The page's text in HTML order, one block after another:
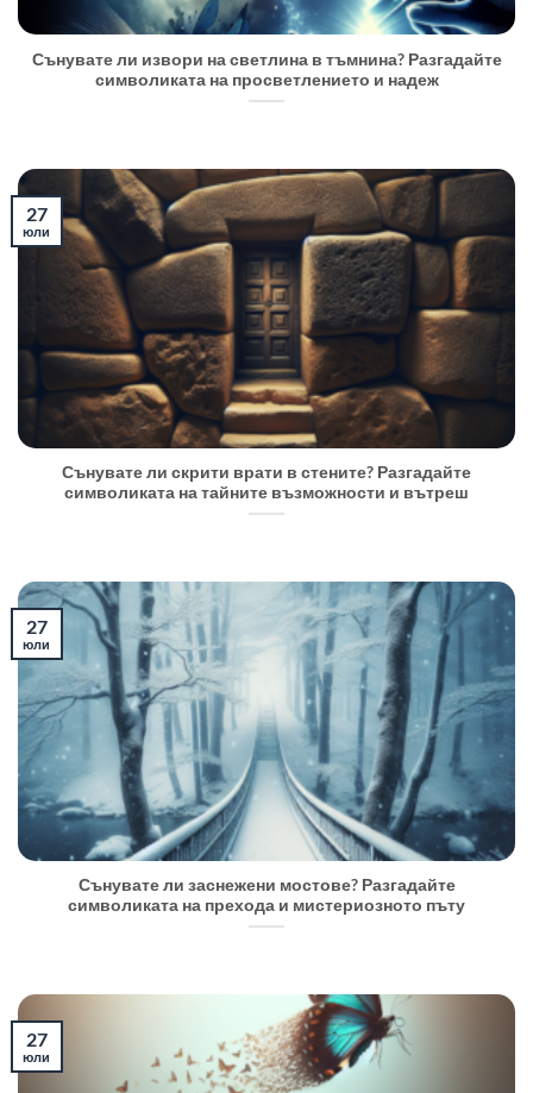
Сънувате ли извори на светлина в тъмнина? Разгадайте
символиката на просветлението и надеж
Сънувате ли скрити врати в стените? Разгадайте
символиката на тайните възможности и вътреш
27
юли
Сънувате ли заснежени мостове? Разгадайте
символиката на прехода и мистериозното пъту
27
юли
27
юли